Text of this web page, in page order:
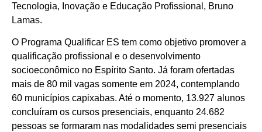
Tecnologia, Inovação e Educação Profissional, Bruno
Lamas.
O Programa Qualificar ES tem como objetivo promover a
qualificação profissional e o desenvolvimento
socioeconômico no Espírito Santo. Já foram ofertadas
mais de 80 mil vagas somente em 2024, contemplando
60 municípios capixabas. Até o momento, 13.927 alunos
concluíram os cursos presenciais, enquanto 24.682
pessoas se formaram nas modalidades semi presenciais